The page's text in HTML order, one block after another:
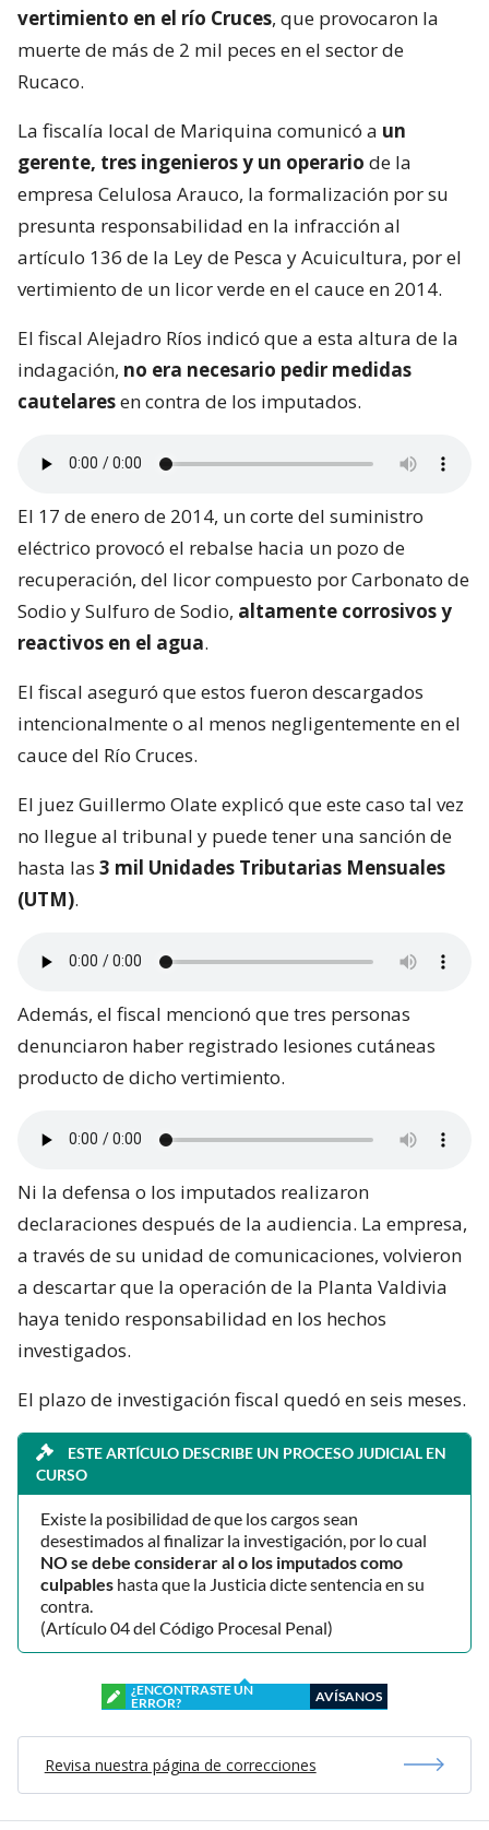
vertimiento en el río Cruces, que provocaron la
muerte de más de 2 mil peces en el sector de
Rucaco.
La fiscalía local de Mariquina comunicó a un
gerente, tres ingenieros y un operario de la
empresa Celulosa Arauco, la formalización por su
presunta responsabilidad en la infracción al
artículo 136 de la Ley de Pesca y Acuicultura, por el
vertimiento de un licor verde en el cauce en 2014.
El fiscal Alejadro Ríos indicó que a esta altura de la
indagación, no era necesario pedir medidas
cautelaresen contra de los imputados.
El 17 de enero de 2014, un corte del suministro
eléctrico provocó el rebalse hacia un pozo de
recuperación, del licor compuesto por Carbonato de
Sodio y Sulfuro de Sodio, altamente corrosivos y
reactivos en el agua.
El fiscal aseguró que estos fueron descargados
intencionalmente o al menos negligentemente en el
cauce del Río Cruces.
El juez Guillermo Olate explicó que este caso tal vez
no llegue al tribunal y puede tener una sanción de
hasta las 3 mil Unidades Tributarias Mensuales
(UTM).
Además, el fiscal mencionó que tres personas
denunciaron haber registrado lesiones cutáneas
producto de dicho vertimiento.
Ni la defensa o los imputados realizaron
declaraciones después de la audiencia. La empresa,
a través de su unidad de comunicaciones, volvieron
a descartar que la operación de la Planta Valdivia
haya tenido responsabilidad en los hechos
investigados.
El plazo de investigación fiscal quedó en seis meses.
ESTE ARTÍCULO DESCRIBE UN PROCESO JUDICIAL EN
CURSO
Existe la posibilidad de que los cargos sean
desestimados al finalizar la investigación, por lo cual
NO se debe considerar al o los imputados como
culpables hasta que la Justicia dicte sentencia en su
contra.
(Artículo 04 del Código Procesal Penal)
¿ENCONTRASTE UN
ERROR?
AVÍSANOS
Revisa nuestra página de correcciones